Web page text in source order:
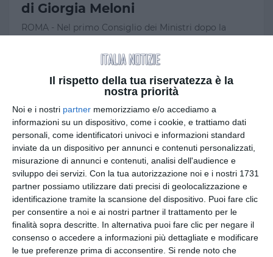
Il rispetto della tua riservatezza è la
nostra priorità
Noi e i nostri partner memorizziamo e/o accediamo a
informazioni su un dispositivo, come i cookie, e trattiamo dati
personali, come identificatori univoci e informazioni standard
inviate da un dispositivo per annunci e contenuti personalizzati,
misurazione di annunci e contenuti, analisi dell'audience e
sviluppo dei servizi. Con la tua autorizzazione noi e i nostri 1731
partner possiamo utilizzare dati precisi di geolocalizzazione e
identificazione tramite la scansione del dispositivo. Puoi fare clic
per consentire a noi e ai nostri partner il trattamento per le
finalità sopra descritte. In alternativa puoi fare clic per negare il
consenso o accedere a informazioni più dettagliate e modificare
le tue preferenze prima di acconsentire. Si rende noto che
di Giorgia Meloni
ROMA - Nel primo Consiglio dei Ministri dopo la
Giornale di Puglia - 18:07
CRONACA
Attenzione alle truffe telefoniche: